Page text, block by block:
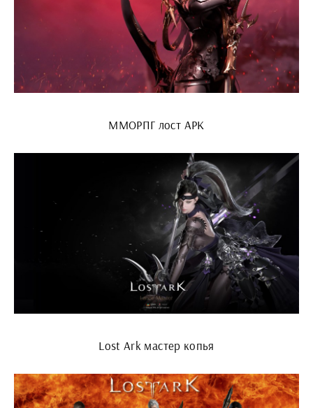
ММОРПГ лост АРК
Lost Ark мастер копья